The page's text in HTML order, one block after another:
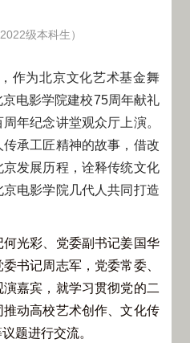
级本科生）
作为北京文化艺术基金舞
电影学院建校75周年献礼
年纪念讲堂观众厅上演。
承工匠精神的故事，借改
发展历程，诠释传统文化
电影学院几代人共同打造
光彩、党委副书记姜国华
书记周志军，党委常委、
嘉宾，就学习贯彻党的二
动高校艺术创作、文化传
题进行交流。